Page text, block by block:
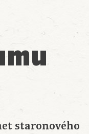
staronového